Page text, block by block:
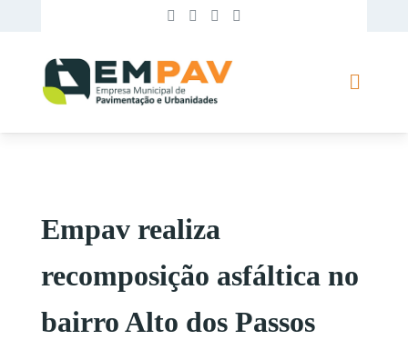
Empav realiza
recomposição asfáltica no
bairro Alto dos Passos